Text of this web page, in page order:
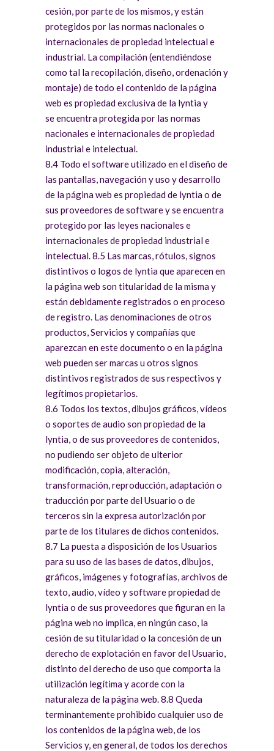
cesión, por parte de los mismos, y están
protegidos por las normas nacionales o
internacionales de propiedad intelectual e
industrial. La compilación (entendiéndose
como tal la recopilación, diseño, ordenación y
montaje) de todo el contenido de la página
web es propiedad exclusiva de la lyntia y
se encuentra protegida por las normas
nacionales e internacionales de propiedad
industrial e intelectual.
8.4 Todo el software utilizado en el diseño de
las pantallas, navegación y uso y desarrollo
de la página web es propiedad de lyntia o de
sus proveedores de software y se encuentra
protegido por las leyes nacionales e
internacionales de propiedad industrial e
intelectual. 8.5 Las marcas, rótulos, signos
distintivos o logos de lyntia que aparecen en
la página web son titularidad de la misma y
están debidamente registrados o en proceso
de registro. Las denominaciones de otros
productos, Servicios y compañías que
aparezcan en este documento o en la página
web pueden ser marcas u otros signos
distintivos registrados de sus respectivos y
legítimos propietarios.
8.6 Todos los textos, dibujos gráficos, vídeos
o soportes de audio son propiedad de la
lyntia, o de sus proveedores de contenidos,
no pudiendo ser objeto de ulterior
modificación, copia, alteración,
transformación, reproducción, adaptación o
traducción por parte del Usuario o de
terceros sin la expresa autorización por
parte de los titulares de dichos contenidos.
8.7 La puesta a disposición de los Usuarios
para su uso de las bases de datos, dibujos,
gráficos, imágenes y fotografías, archivos de
texto, audio, vídeo y software propiedad de
lyntia o de sus proveedores que figuran en la
página web no implica, en ningún caso, la
cesión de su titularidad o la concesión de un
derecho de explotación en favor del Usuario,
distinto del derecho de uso que comporta la
utilización legítima y acorde con la
naturaleza de la página web. 8.8 Queda
terminantemente prohibido cualquier uso de
los contenidos de la página web, de los
Servicios y, en general, de todos los derechos